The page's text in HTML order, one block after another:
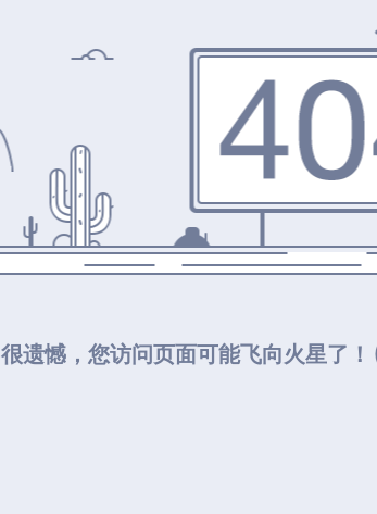
很遗憾，您访问页面可能飞向火星了！